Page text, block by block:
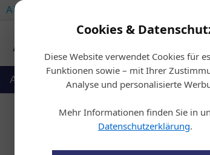
Cookies &
Diese Website verwendet Cookies für
Funktionen sowie – mit Ihrer
Analyse und personalisierte
Mehr Informationen finden Sie in
Datenschutzerklärung.
AUTOMOTIVE SERVICES
Auto & Politik Ausbildung